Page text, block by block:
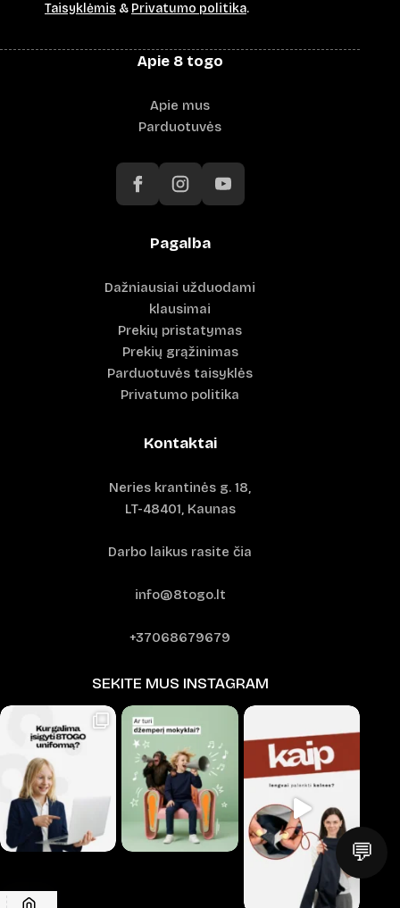
Taisyklėmis & Privatumo politika.
Apie 8 togo
Apie mus
Parduotuvės
Pagalba
Dažniausiai užduodami
klausimai
Prekių pristatymas
Prekių grąžinimas
Parduotuvės taisyklės
Privatumo politika
Kontaktai
Neries krantinės g. 18,
LT-48401, Kaunas
Darbo laikus rasite čia
info@8togo.lt
+37068679679
SEKITE MUS INSTAGRAM
💬